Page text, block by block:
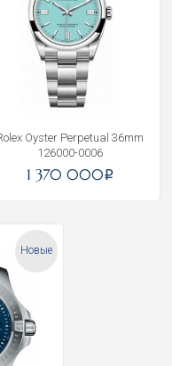
Oyster Perpetual 36mm
126000-0006
1 370 000i
Новые
почту